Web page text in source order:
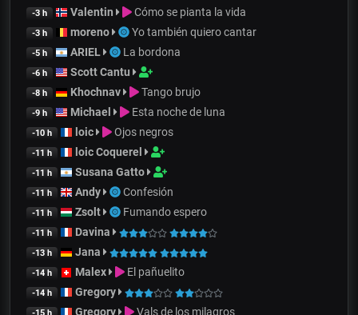
-3 h Valentin Cómo se pianta la vida
-3 h moreno Yo también quiero cantar
-5 h ARIEL La bordona
-6 h Scott Cantu
-8 h Khochnav Tango brujo
-9 h Michael Esta noche de luna
-10 h loic Ojos negros
-11 h loic Coquerel
-11 h Susana Gatto
-11 h Andy Confesión
-11 h Zsolt Fumando espero
-11 h Davina
-13 h Jana
-14 h Malex El pañuelito
-14 h Gregory
Gregory Vals de los milagros